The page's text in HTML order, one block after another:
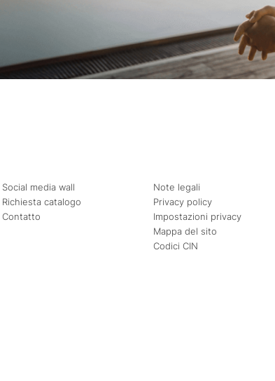
Social media wall
Richiesta catalogo
Contatto
Note legali
Privacy policy
Impostazioni privacy
Mappa del sito
Codici CIN